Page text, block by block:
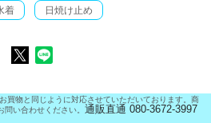
着 日焼け止め
買物と同じように対応させていただいております。商
い合わせください。 通販直通 080-3672-3997